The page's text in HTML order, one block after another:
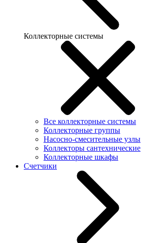
Коллекторные системы
Все коллекторные системы
Коллекторные группы
Насосно-смесительные узлы
Коллекторы сантехнические
Коллекторные шкафы
Счетчики